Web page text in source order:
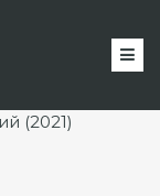
(2021)